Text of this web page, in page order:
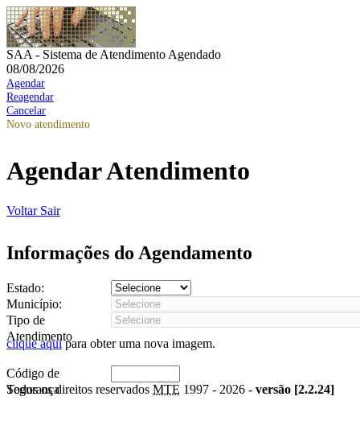
SAA - Sistema de Atendimento Agendado
08/08/2026
Agendar
Reagendar
Cancelar
Novo atendimento
Agendar Atendimento
Voltar Sair
Informações do Agendamento
Estado:
Município:
Tipo de
Atendimento
clique aquipara obter uma nova imagem.
Código de
Segurança
Todos os direitos reservados MTE 1997 - 2026 - versão [2.2.24]